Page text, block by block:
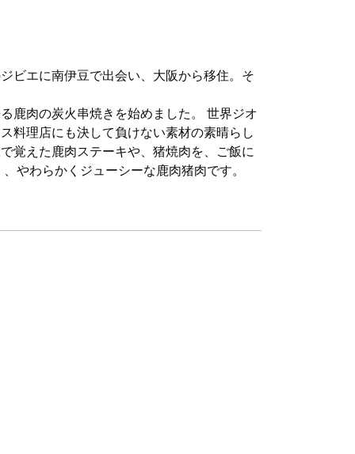
ビエに南伊豆で出会い、大阪から移住。そ
鹿肉の炭火串焼きを始めました。 世界ジオ
料理店にも決して負けない素材の素晴らし
覚えた鹿肉ステーキや、猪焼肉を、ご飯に
やわらかくジューシーな鹿肉猪肉です。